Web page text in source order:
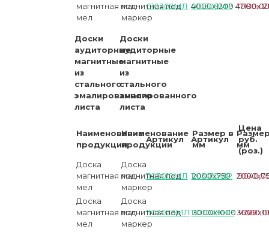
магнитная под
мел
010309МЛ 4000х1200 17180,00
Доски
аудиторные
магнитные
из
стального
эмалированного
листа
Наименование
продукции
Артикул
Размер в
мм
Цена
руб.
(роз.)
Доска
магнитная под
мел
110301ЭМЛ 2000х750
Доска
магнитная под
мел
110302ЭМЛ 3000х1000
магнитная под
маркер
010309МР
Доски
аудиторные
магнитные
из
стального
эмалированного
листа
Наименование
продукции
Артикул
мм
Доска
магнитная под
маркер
110301ЭМР
Доска
магнитная под
маркер
110302ЭМР